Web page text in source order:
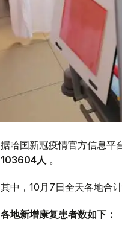
据哈国新冠疫情官方信息平
103604人 。
其中，10月7日全天各地合
各地新增康复患者数如下：